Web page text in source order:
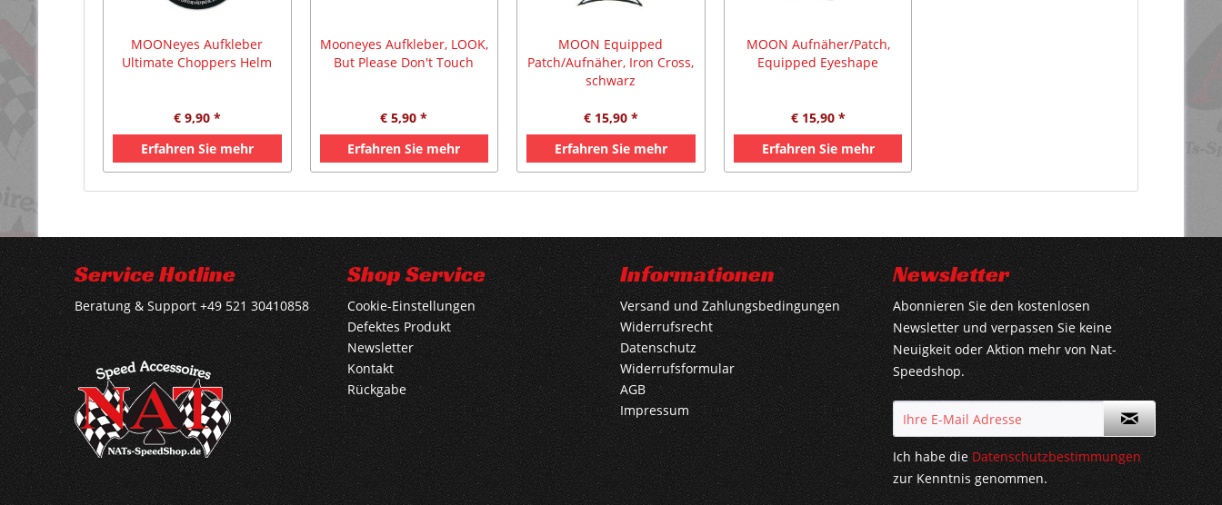
MOONeyes Aufkleber
Ultimate Choppers Helm
€ 9,90 *
Erfahren Sie mehr
Mooneyes Aufkleber, LOOK,
But Please Don't Touch
€ 5,90 *
Erfahren Sie mehr
MOON Equipped
Patch/Aufnäher, Iron Cross,
schwarz
€ 15,90 *
Erfahren Sie mehr
MOON Aufnäher/Patch,
Equipped Eyeshape
€ 15,90 *
Erfahren Sie mehr
Service Hotline
Beratung & Support +49 521 30410858
Shop Service
Cookie-Einstellungen
Defektes Produkt
Newsletter
Kontakt
Rückgabe
Informationen
Versand und Zahlungsbedingungen
Widerrufsrecht
Datenschutz
Widerrufsformular
AGB
Impressum
Newsletter
Abonnieren Sie den kostenlosen
Newsletter und verpassen Sie keine
Neuigkeit oder Aktion mehr von Nat-
Speedshop.
Ich habe dieDatenschutzbestimmungen
zur Kenntnis genommen.